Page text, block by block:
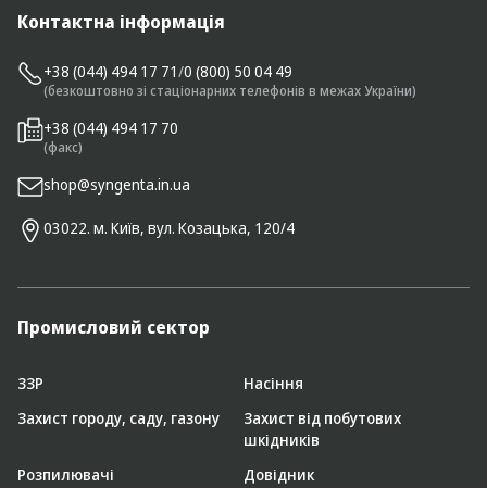
Контактна інформація
+38 (044) 494 17 71/0 (800) 50 04 49
(безкоштовно зі стаціонарних телефонів в межах України)
+38 (044) 494 17 70
(факс)
shop@syngenta.in.ua
03022. м. Київ, вул. Козацька, 120/4
Промисловий сектор
ЗЗР
Насіння
Захист городу, саду, газону
Захист від побутових
шкідників
Розпилювачі
Довідник